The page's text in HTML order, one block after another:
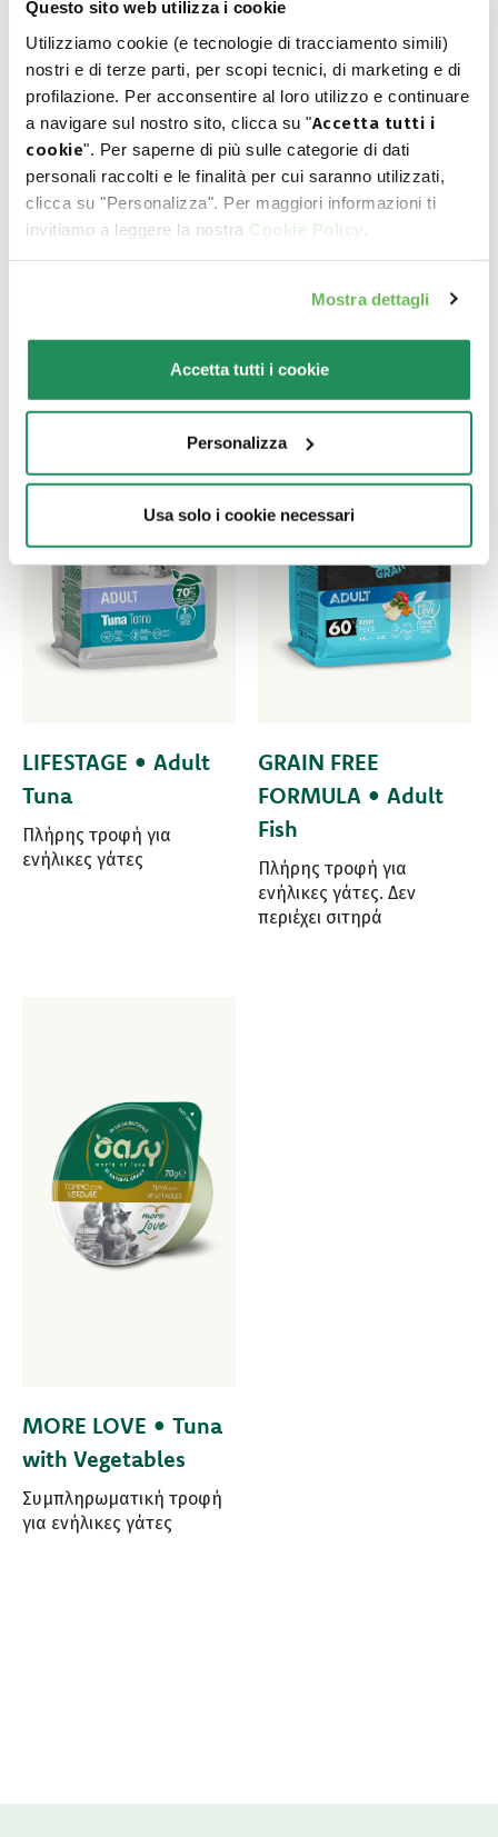
Questo sito web utilizza i cookie
Utilizziamo cookie (e tecnologie di tracciamento simili)
nostri e di terze parti, per scopi tecnici, di marketing e di
profilazione. Per acconsentire al loro utilizzo e continuare
a navigare sul nostro sito, clicca su "Accetta tutti i
cookie". Per saperne di più sulle categorie di dati
personali raccolti e le finalità per cui saranno utilizzati,
clicca su "Personalizza". Per maggiori informazioni ti
invitiamo a leggere la nostra Cookie Policy
Mostra dettagli
Accetta tutti i cookie
Personalizza
Usa solo i cookie necessari
Ποιο είναι το αγαπημένο
του?
Ανακαλύψτε τα καλύτερα προϊόντα για το
LIFESTAGE • Adult
Tuna
Πλήρης τροφή για
ενήλικες γάτες
GRAIN FREE
FORMULA • Adult
Fish
Πλήρης τροφή για
ενήλικες γάτες. Δεν
περιέχει σιτηρά
MORE LOVE • Tuna
with Vegetables
Συμπληρωματική τροφή
για ενήλικες γάτες